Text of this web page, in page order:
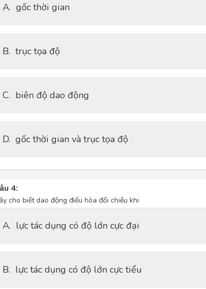
A. gốc thời gian
B. trục tọa độ
C. biên độ dao động
D. gốc thời gian và trục tọa độ
4:
cho biết dao động điều hòa đổi chiều khi
A. lực tác dụng có độ lớn cực đại
B. lực tác dụng có độ lớn cực tiểu